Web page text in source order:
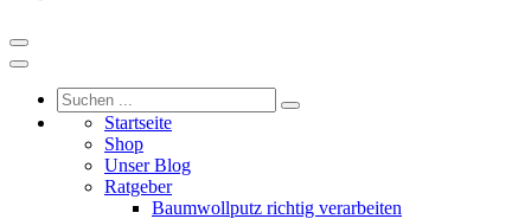
Startseite
Shop
Unser Blog
Ratgeber
Baumwollputz richtig verarbeiten